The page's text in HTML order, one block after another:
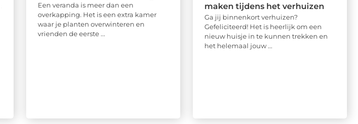
Een veranda is meer dan een
overkapping. Het is een extra kamer
waar je planten overwinteren en
vrienden de eerste ...
maken tijdens het verhuizen
Ga jij binnenkort verhuizen?
Gefeliciteerd! Het is heerlijk om een
nieuw huisje in te kunnen trekken en
het helemaal jouw ...